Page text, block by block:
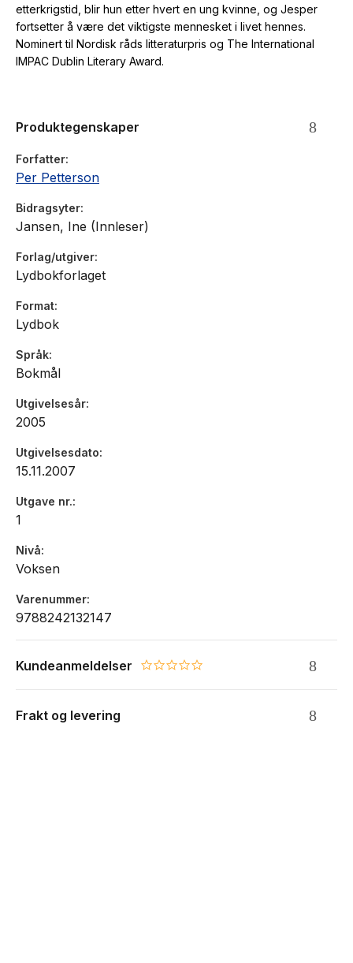
etterkrigstid, blir hun etter hvert en ung kvinne, og Jesper
fortsetter å være det viktigste mennesket i livet hennes.
Nominert til Nordisk råds litteraturpris og The International
IMPAC Dublin Literary Award.
Produktegenskaper
Forfatter
Per Petterson
Bidragsyter
Jansen, Ine (Innleser)
Forlag/utgiver
Lydbokforlaget
Format
Lydbok
Språk
Bokmål
Utgivelsesår
2005
Utgivelsesdato
15.11.2007
Utgave nr.
1
Nivå
Voksen
Varenummer
9788242132147
Kundeanmeldelser 0.0 star rating
Frakt og levering